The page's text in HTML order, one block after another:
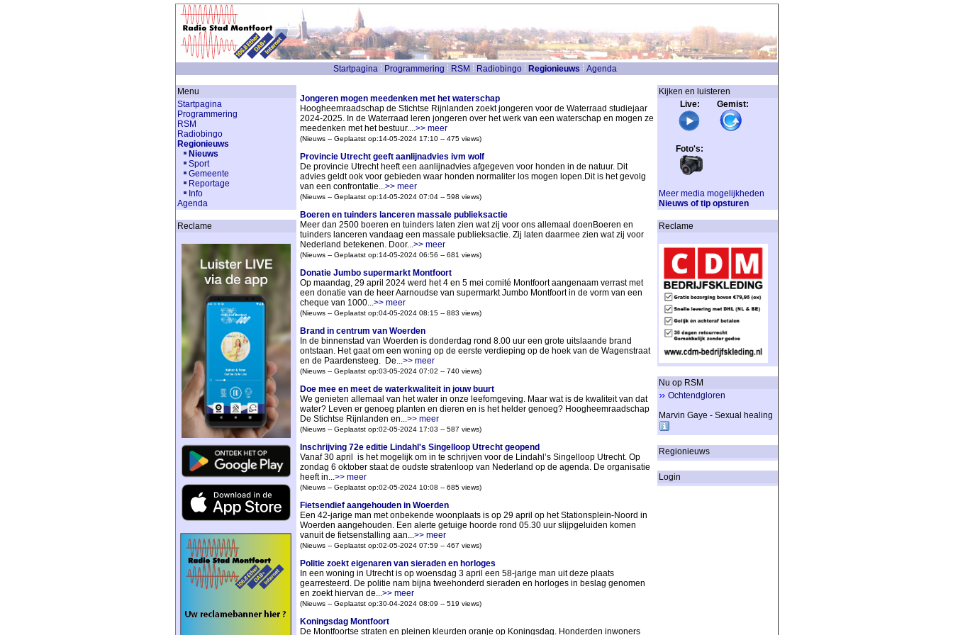
Startpagina Programmering RSM Radiobingo Regionieuws Agenda
Menu
Startpagina
Programmering
RSM
Radiobingo
Regionieuws
Nieuws
Sport
Gemeente
Reportage
Info
Agenda
Reclame
Jongeren mogen meedenken met het waterschap
Hoogheemraadschap de Stichtse Rijnlanden zoekt jongeren voor de Waterraad studiejaar
2024-2025. In de Waterraad leren jongeren over het werk van een waterschap en mogen ze
meedenken met het bestuur....>> meer
(Nieuws -- Geplaatst op:14-05-2024 17:10 -- 475 views)
Provincie Utrecht geeft aanlijnadvies ivm wolf
De provincie Utrecht heeft een aanlijnadvies afgegeven voor honden in de natuur. Dit
advies geldt ook voor gebieden waar honden normaliter los mogen lopen.Dit is het gevolg
van een confrontatie...>> meer
(Nieuws -- Geplaatst op:14-05-2024 07:04 -- 598 views)
Boeren en tuinders lanceren massale publieksactie
Meer dan 2500 boeren en tuinders laten zien wat zij voor ons allemaal doenBoeren en
tuinders lanceren vandaag een massale publieksactie. Zij laten daarmee zien wat zij voor
Nederland betekenen. Door...>> meer
(Nieuws -- Geplaatst op:14-05-2024 06:56 -- 681 views)
Donatie Jumbo supermarkt Montfoort
Op maandag, 29 april 2024 werd het 4 en 5 mei comité Montfoort aangenaam verrast met
een donatie van de heer Aarnoudse van supermarkt Jumbo Montfoort in de vorm van een
cheque van 1000...>> meer
(Nieuws -- Geplaatst op:04-05-2024 08:15 -- 883 views)
Brand in centrum van Woerden
In de binnenstad van Woerden is donderdag rond 8.00 uur een grote uitslaande brand
ontstaan. Het gaat om een woning op de eerste verdieping op de hoek van de Wagenstraat
en de Paardensteeg. De...>> meer
(Nieuws -- Geplaatst op:03-05-2024 07:02 -- 740 views)
Doe mee en meet de waterkwaliteit in jouw buurt
We genieten allemaal van het water in onze leefomgeving. Maar wat is de kwaliteit van dat
water? Leven er genoeg planten en dieren en is het helder genoeg? Hoogheemraadschap
De Stichtse Rijnlanden en...>> meer
(Nieuws -- Geplaatst op:02-05-2024 17:03 -- 587 views)
Inschrijving 72e editie Lindahl's Singelloop Utrecht geopend
Vanaf 30 april is het mogelijk om in te schrijven voor de Lindahl’s Singelloop Utrecht. Op
zondag 6 oktober staat de oudste stratenloop van Nederland op de agenda. De organisatie
heeft in...>> meer
(Nieuws -- Geplaatst op:02-05-2024 10:08 -- 685 views)
Fietsendief aangehouden in Woerden
Een 42-jarige man met onbekende woonplaats is op 29 april op het Stationsplein-Noord in
Woerden aangehouden. Een alerte getuige hoorde rond 05.30 uur slijpgeluiden komen
vanuit de fietsenstalling aan...>> meer
(Nieuws -- Geplaatst op:02-05-2024 07:59 -- 467 views)
Politie zoekt eigenaren van sieraden en horloges
In een woning in Utrecht is op woensdag 3 april een 58-jarige man uit deze plaats
gearresteerd. De politie nam bijna tweehonderd sieraden en horloges in beslag genomen
en zoekt hiervan de...>> meer
(Nieuws -- Geplaatst op:30-04-2024 08:09 -- 519 views)
Koningsdag Montfoort
De Montfoortse straten en pleinen kleurden oranje op Koningsdag. Honderden inwoners
Kijken en luisteren
Live: Gemist:
Foto's:
Meer media mogelijkheden
Nieuws of tip opsturen
Reclame
Nu op RSM
Ochtendgloren
Marvin Gaye - Sexual healing
Regionieuws
Login